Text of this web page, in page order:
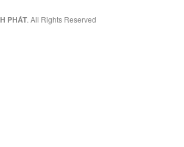
PHÁT. All Rights Reserved